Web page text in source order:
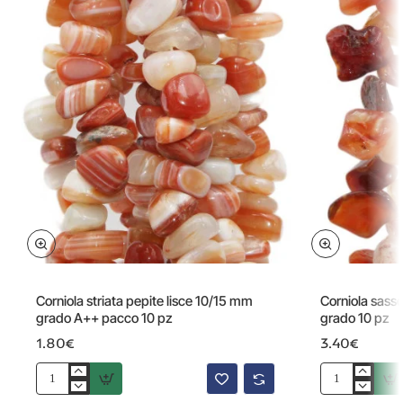
Corniola striata pepite lisce 10/15 mm
grado A++ pacco 10 pz
1.80€
Corniola
Corniola
grado 10 pz
3.40€
Corniola